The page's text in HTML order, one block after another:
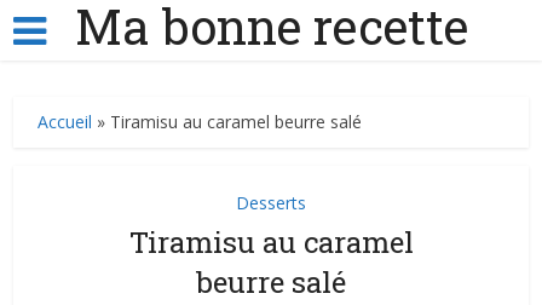
Ma bonne recette
Accueil » Tiramisu au caramel beurre salé
Desserts
Tiramisu au caramel
beurre salé